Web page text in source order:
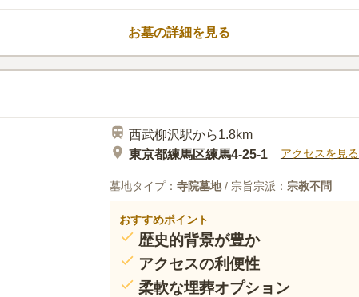
お墓の詳細を見る
西武柳沢駅から1.8km
東京都練馬区練馬4-25-1
アクセスを見る
墓地タイプ： 寺院墓地/ 宗旨宗派： 宗教不問
おすすめポイント
歴史的背景が豊か
アクセスの利便性
柔軟な埋葬オプション